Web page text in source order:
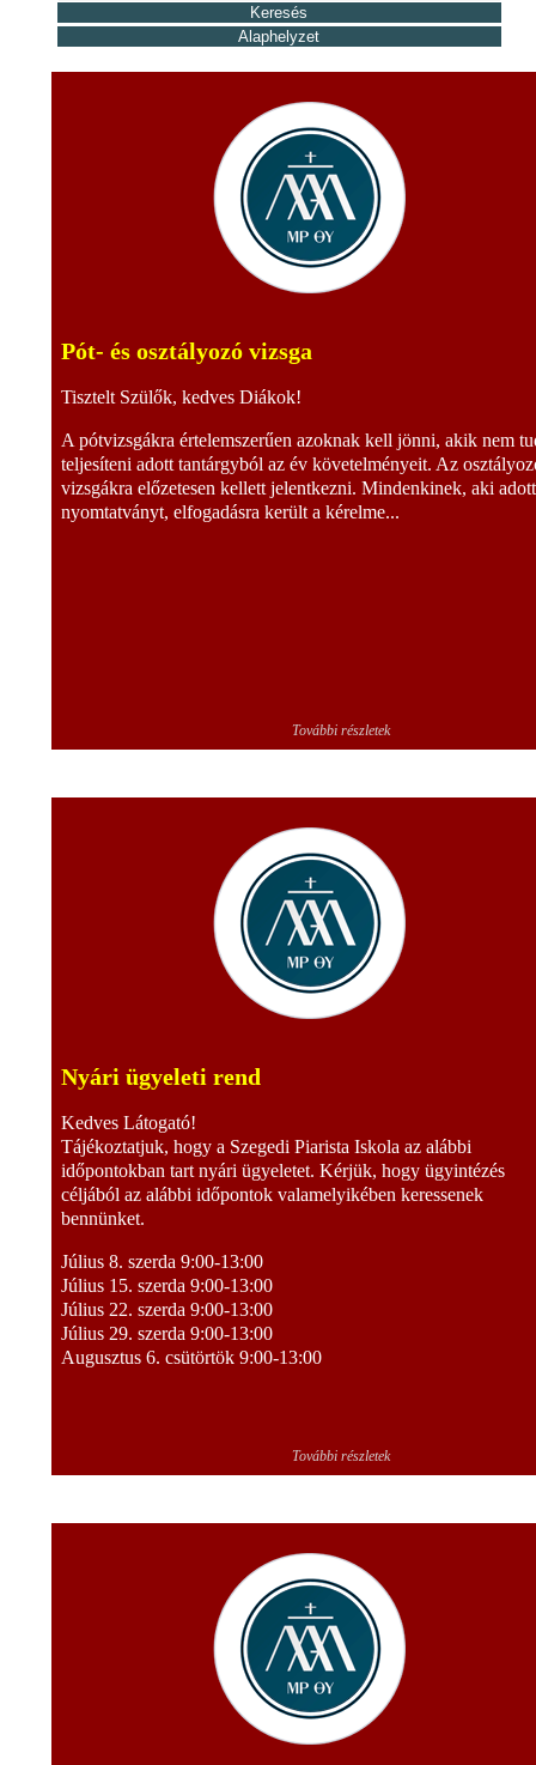
Pót- és osztályozó vizsga
Tisztelt Szülők, kedves Diákok!
A pótvizsgákra értelemszerűen azoknak kell jönni, akik nem
teljesíteni adott tantárgyból az év követelményeit. Az
vizsgákra előzetesen kellett jelentkezni. Mindenkinek, aki
nyomtatványt, elfogadásra került a kérelme...
További részletek
Nyári ügyeleti rend
Kedves Látogató!
Tájékoztatjuk, hogy a Szegedi Piarista Iskola az alábbi
időpontokban tart nyári ügyeletet. Kérjük, hogy ügyintézés
céljából az alábbi időpontok valamelyikében keressenek
bennünket.
Július 8. szerda 9:00-13:00
Július 15. szerda 9:00-13:00
Július 22. szerda 9:00-13:00
Július 29. szerda 9:00-13:00
Augusztus 6. csütörtök 9:00-13:00
További részletek